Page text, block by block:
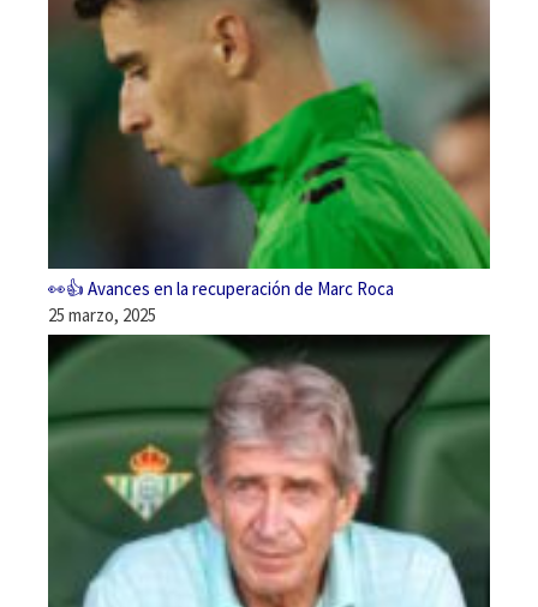
👀👍 Avances en la recuperación de Marc Roca
25 marzo, 2025